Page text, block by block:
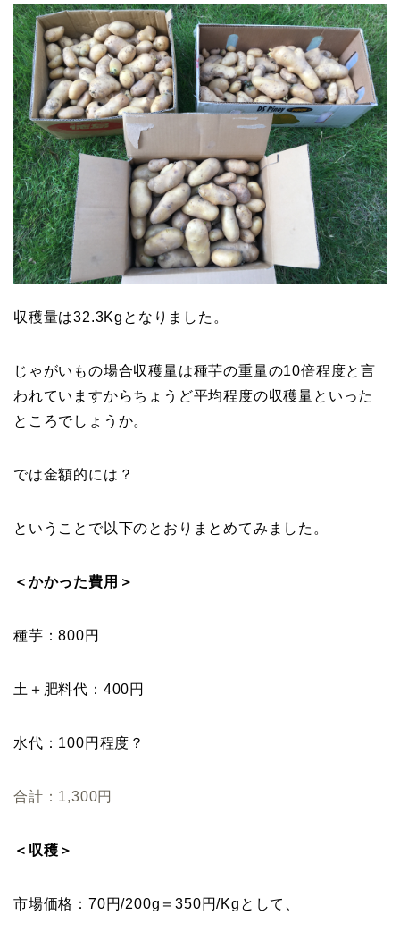
収穫量は32.3Kgとなりました。
じゃがいもの場合収穫量は種芋の重量の10倍程度と言
われていますからちょうど平均程度の収穫量といった
ところでしょうか。
では金額的には？
ということで以下のとおりまとめてみました。
＜かかった費用＞
種芋：800円
土＋肥料代：400円
水代：100円程度？
合計：1,300円
＜収穫＞
市場価格：70円/200g＝350円/Kgとして、